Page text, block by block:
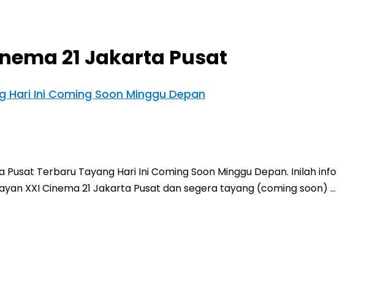
21 Jakarta Pusat
Hari Ini Coming Soon Minggu Depan
Pusat Terbaru Tayang Hari Ini Coming Soon Minggu Depan. Inilah info
XXI Cinema 21 Jakarta Pusat dan segera tayang (coming soon) …